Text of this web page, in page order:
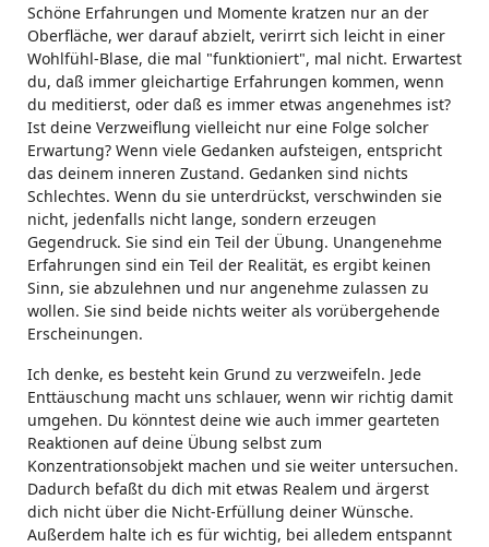
Schöne Erfahrungen und Momente kratzen nur an der
Oberfläche, wer darauf abzielt, verirrt sich leicht in einer
Wohlfühl-Blase, die mal "funktioniert", mal nicht. Erwartest
du, daß immer gleichartige Erfahrungen kommen, wenn
du meditierst, oder daß es immer etwas angenehmes ist?
Ist deine Verzweiflung vielleicht nur eine Folge solcher
Erwartung? Wenn viele Gedanken aufsteigen, entspricht
das deinem inneren Zustand. Gedanken sind nichts
Schlechtes. Wenn du sie unterdrückst, verschwinden sie
nicht, jedenfalls nicht lange, sondern erzeugen
Gegendruck. Sie sind ein Teil der Übung. Unangenehme
Erfahrungen sind ein Teil der Realität, es ergibt keinen
Sinn, sie abzulehnen und nur angenehme zulassen zu
wollen. Sie sind beide nichts weiter als vorübergehende
Erscheinungen.
Ich denke, es besteht kein Grund zu verzweifeln. Jede
Enttäuschung macht uns schlauer, wenn wir richtig damit
umgehen. Du könntest deine wie auch immer gearteten
Reaktionen auf deine Übung selbst zum
Konzentrationsobjekt machen und sie weiter untersuchen.
Dadurch befaßt du dich mit etwas Realem und ärgerst
dich nicht über die Nicht-Erfüllung deiner Wünsche.
Außerdem halte ich es für wichtig, bei alledem entspannt